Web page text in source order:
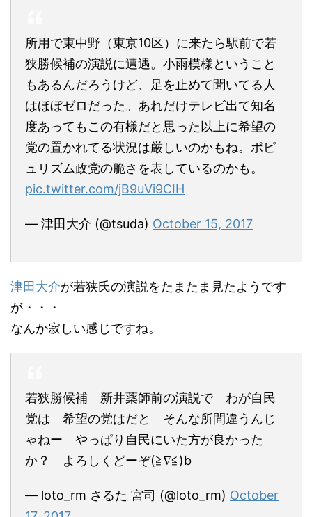
所用で東中野（東京10区）に来たら駅前で若
狭勝候補の演説に遭遇。小雨模様ということ
もあるんだろうけど、足を止めて聞いてる人
はほぼゼロだった。あれだけテレビ出て知名
度あってもこの有様だと思った以上に希望の
党の置かれてる状況は厳しいのかもね。ポピ
ュリズム政党の脆さを表しているのかも。
pic.twitter.com/jB9uVi9CIH
— 津田大介 (@tsuda) October 15, 2017
津田大介が若狭氏の演説をたまたま見たようです
が・・・
なんか寂しい感じですね。
若狭勝候補 新井薬師前の演説で わが自民
党は 希望の党はだと そんな所間違うんじ
ゃねー やっぱり自民にいた方が良かった
か？ よろしくどーぞ(≧∇≦)b
— loto_rm さるた 宮司 (@loto_rm) October